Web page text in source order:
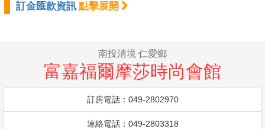
訂金匯款資訊 點擊展開
南投清境 仁愛鄉
富嘉福爾摩莎時尚會館
訂房電話：049-2802970
連絡電話：049-2803318